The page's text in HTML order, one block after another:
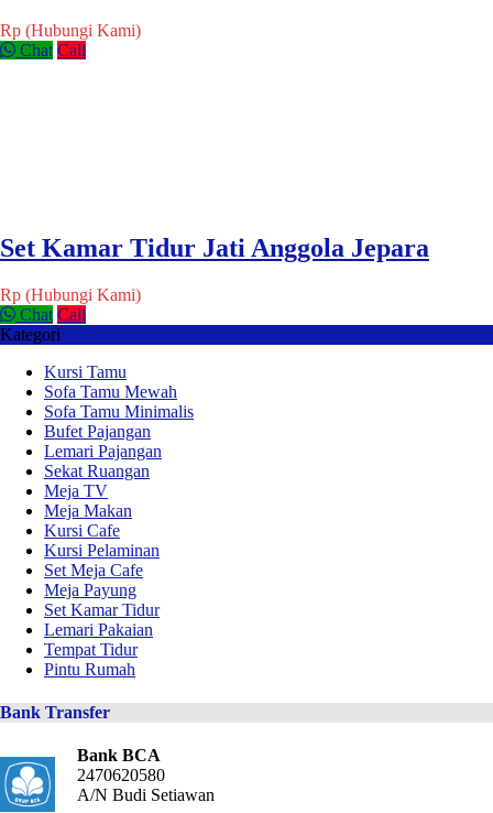
Rp (Hubungi Kami)
Chat Call
Set Kamar Tidur Jati Anggola Jepara
Rp (Hubungi Kami)
Chat Call
Kategori
Kursi Tamu
Sofa Tamu Mewah
Sofa Tamu Minimalis
Bufet Pajangan
Lemari Pajangan
Sekat Ruangan
Meja TV
Meja Makan
Kursi Cafe
Kursi Pelaminan
Set Meja Cafe
Meja Payung
Set Kamar Tidur
Lemari Pakaian
Tempat Tidur
Pintu Rumah
Bank Transfer
Bank BCA
2470620580
A/N Budi Setiawan